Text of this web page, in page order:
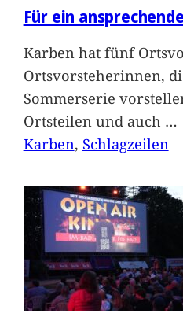
Für ein
Karben hat fünf
Ortsvorsteherinnen,
Sommerserie
Ortsteilen und auch …
Karben, Schlagzeilen